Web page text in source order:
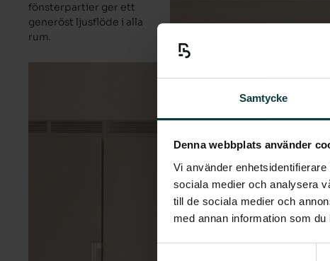
Samtycke
Denna webbplats använder
Vi använder
sociala medier och analysera
till de sociala medier och
med annan information som
fönsterpartier ger ett
generöst ljusflöde i alla
rum.